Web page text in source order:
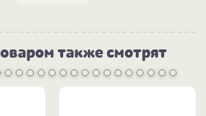
также смотрят